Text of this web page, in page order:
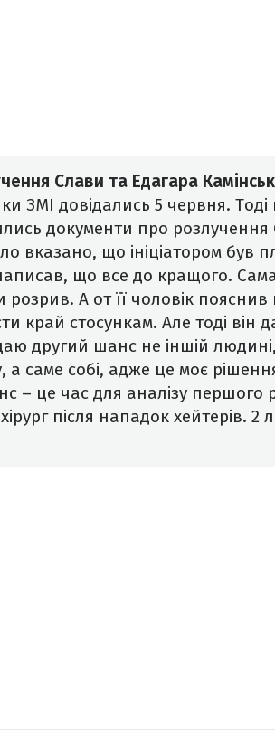
Слави та Едагара
ЗМІ довідались 5 червня. Тоді
документи про
вказано, що ініціатором був
що все до кращого.
розрив. А от її чоловік
край стосункам. Але тоді
другий шанс не іншій людині,
а саме собі, адже це моє
– це час для аналізу першого
після нападок хейтерів.